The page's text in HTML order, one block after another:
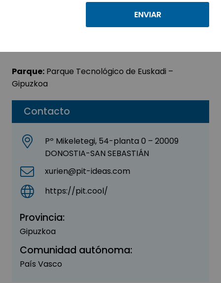
Contacto
Pº Mikeletegi, 54-planta 0 – 20009
DONOSTIA-SAN SEBASTIÁN
xurien@pit-ideas.com
https://pit.cool/
Provincia:
Gipuzkoa
Comunidad autónoma:
País Vasco
INFORMACIÓN, INFORMÁTICA Y
Parque: Parque Tecnológico de Euskadi –
Gipuzkoa